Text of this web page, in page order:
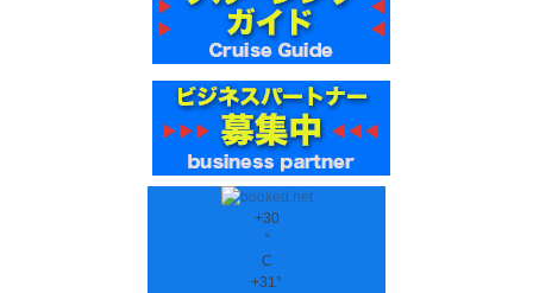
+30
°
C
+31°